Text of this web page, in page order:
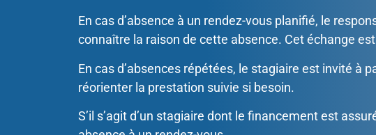
En cas d’absence à un rendez-vous planifié, le
connaître la raison de cette absence. Cet échange
En cas d’absences répétées, le stagiaire est invité à
réorienter la prestation suivie si besoin.
S’il s’agit d’un stagiaire dont le financement est